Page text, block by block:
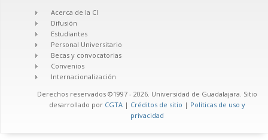
Acerca de la CI
Difusión
Estudiantes
Personal Universitario
Becas y convocatorias
Convenios
Internacionalización
Derechos reservados ©1997 - 2026. Universidad de Guadalajara. Sitio
desarrollado por CGTA | Créditos de sitio | Políticas de uso y
privacidad